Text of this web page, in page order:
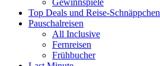
Gewinnspiele
Top Deals und Reise-Schnäppchen
Pauschalreisen
All Inclusive
Fernreisen
Frühbucher